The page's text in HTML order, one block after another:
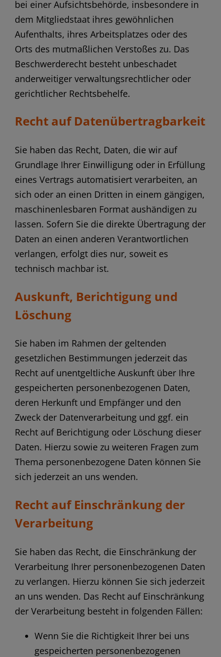
bei einer Aufsichtsbehörde, insbesondere in
dem Mitgliedstaat ihres gewöhnlichen
Aufenthalts, ihres Arbeitsplatzes oder des
Orts des mutmaßlichen Verstoßes zu. Das
Beschwerderecht besteht unbeschadet
anderweitiger verwaltungsrechtlicher oder
gerichtlicher Rechtsbehelfe.
Recht auf Daten­übertrag­barkeit
Sie haben das Recht, Daten, die wir auf
Grundlage Ihrer Einwilligung oder in Erfüllung
eines Vertrags automatisiert verarbeiten, an
sich oder an einen Dritten in einem gängigen,
maschinenlesbaren Format aushändigen zu
lassen. Sofern Sie die direkte Übertragung der
Daten an einen anderen Verantwortlichen
verlangen, erfolgt dies nur, soweit es
technisch machbar ist.
Auskunft, Berichtigung und
Löschung
Sie haben im Rahmen der geltenden
gesetzlichen Bestimmungen jederzeit das
Recht auf unentgeltliche Auskunft über Ihre
gespeicherten personenbezogenen Daten,
deren Herkunft und Empfänger und den
Zweck der Datenverarbeitung und ggf. ein
Recht auf Berichtigung oder Löschung dieser
Daten. Hierzu sowie zu weiteren Fragen zum
Thema personenbezogene Daten können Sie
sich jederzeit an uns wenden.
Recht auf Einschränkung der
Verarbeitung
Sie haben das Recht, die Einschränkung der
Verarbeitung Ihrer personenbezogenen Daten
zu verlangen. Hierzu können Sie sich jederzeit
an uns wenden. Das Recht auf Einschränkung
der Verarbeitung besteht in folgenden Fällen:
Wenn Sie die Richtigkeit Ihrer bei uns
gespeicherten personenbezogenen